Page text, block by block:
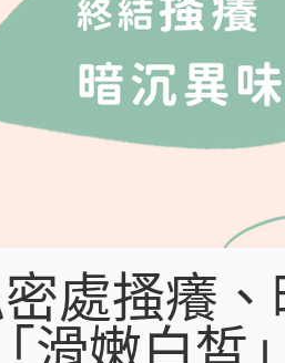
處搔癢